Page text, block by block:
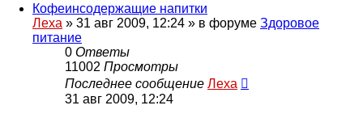
Кофеинсодержащие напитки
Леха » 31 авг 2009, 12:24 » в форуме Здоровое
питание
0 Ответы
11002 Просмотры
Последнее сообщение Леха
31 авг 2009, 12:24